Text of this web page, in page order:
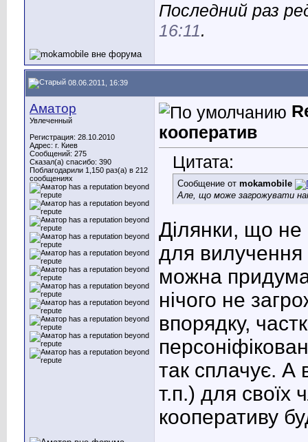
Последний раз
16:11.
08.06.2011, 16:39
Аматор
Увлеченный
Регистрация: 28.10.2010
Адрес: г. Киев
Сообщений: 275
Сказал(а) спасибо: 390
Поблагодарили 1,150 раз(а) в 212
сообщениях
кооператив
Цитата:
Сообщение от mokamobile
Але, що може загрожувати
Ділянки, що не
для вилучення
можна
нічого не
впорядку,
так сплачує. А
т.п.) для своїх
кооперативу